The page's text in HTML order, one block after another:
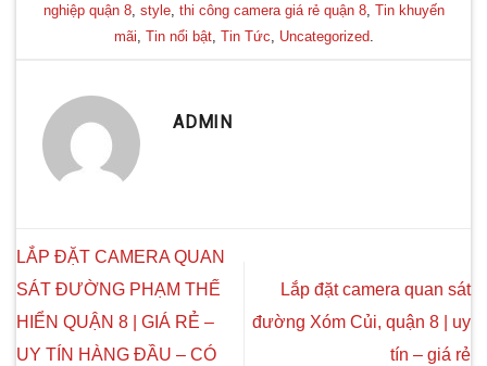
nghiệp quận 8, style, thi công camera giá rẻ quận 8, Tin khuyến
mãi Tin nổi bật, Tin Tức Uncategorized
ADMIN
LẮP ĐẶT CAMERA QUAN
SÁT ĐƯỜNG PHẠM THẾ
HIỂN QUẬN 8 | GIÁ RẺ –
UY TÍN HÀNG ĐẦU – CÓ
Lắp đặt camera quan sát
đường Xóm Củi, quận 8 | uy
tín – giá rẻ